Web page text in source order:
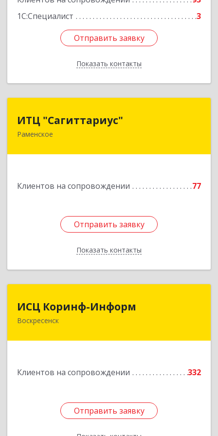
1С:Специалист
3
Отправить заявку
Показать контакты
Отправить заявку
Назад
ИТЦ "Сагиттариус"
Раменское
Клиентов на сопровождении 77
Отправить заявку
Показать контакты
Отправить заявку
Назад
ИСЦ Коринф-Информ
Воскресенск
Клиентов на сопровождении 332
Отправить заявку
ИСЦ Коринф-Информ
140200, Московская обл, Воскресенский р-н,
Подробнее
Отправить заявку